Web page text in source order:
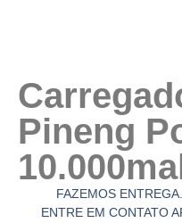
Pineng
FAZEMOS
ENTRE EM CONTATO